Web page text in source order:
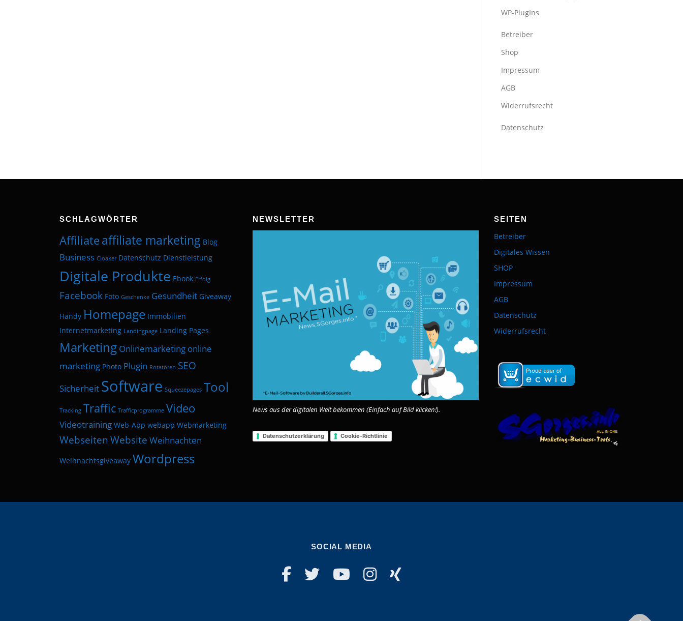
WP-PlugIns
Betreiber
Shop
Impressum
AGB
Widerrufsrecht
Datenschutz
SCHLAGWÖRTER
Affiliateaffiliate marketing Blog
Business Cloaker Datenschutz Dienstleistung
Digitale Produkte Ebook Erfolg
Facebook Foto Geschenke Gesundheit Giveaway
Handy Homepage Immobilien
Internetmarketing Landingpage Landing Pages
Marketing Onlinemarketing online
marketing Photo Plugin Rotatoren SEO
Sicherheit Software Squeezepages Tool
Tracking Traffic Trafficprogramme Video
Videotraining Web-App webapp Webmarketing
Webseiten Website Weihnachten
Weihnachtsgiveaway Wordpress
NEWSLETTER
News aus der digitalen Welt bekommen (Einfach auf Bild klicken!).
Datenschutzerklärung Cookie-Richtlinie
SEITEN
Betreiber
Digitales Wissen
SHOP
Impressum
AGB
Datenschutz
Widerrufsrecht
SOCIAL MEDIA